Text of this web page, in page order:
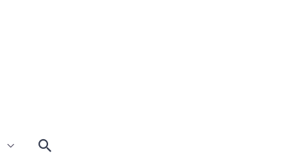
Rechercher